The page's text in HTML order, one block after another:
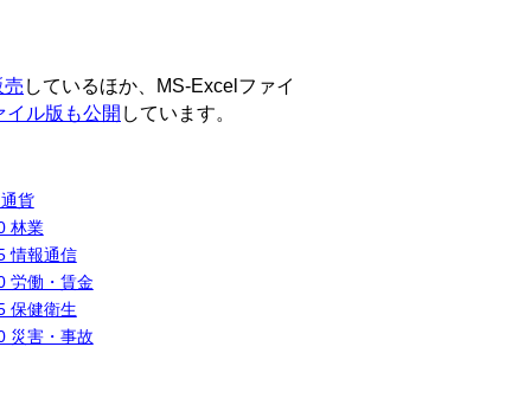
売 しているほか、MS-Excelファイ
イル版も公開 しています。
貨
林業
情報通信
労働・賃金
保健衛生
災害・事故